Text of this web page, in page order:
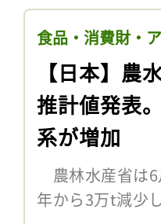
食品・消費財・
【日本】農
推計値発表
系が増加
農林水産省は6
年から3万t減少